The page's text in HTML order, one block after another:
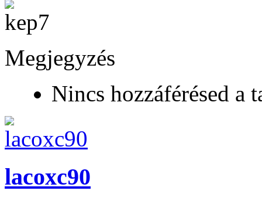
Megjegyzés
Nincs hozzáférésed a
lacoxc90